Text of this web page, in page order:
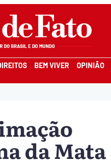
BEM VIVER OPINIÃO
da Mata